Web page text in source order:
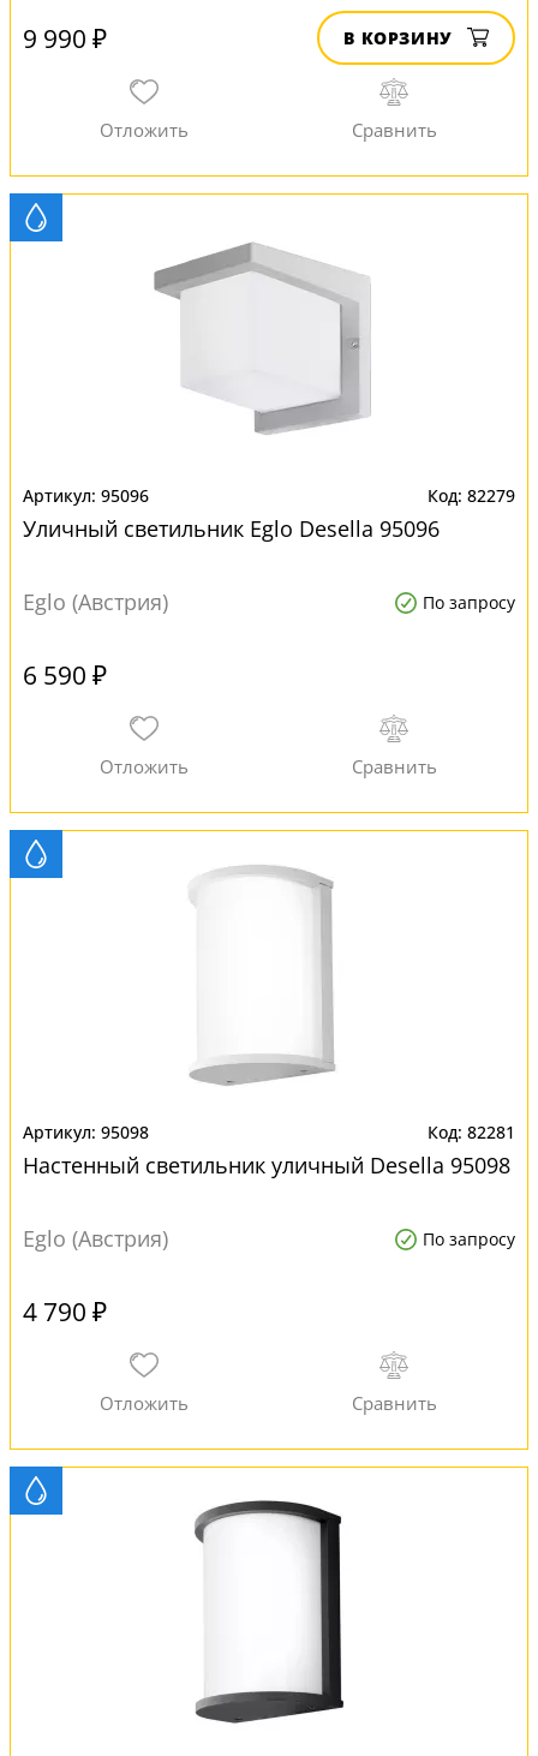
9 990 ₽ В КОРЗИНУ
95096 82279
Уличный светильник Eglo Desella 95096
Eglo (Австрия) По запросу
6 590 ₽
95098 82281
Настенный светильник уличный Desella 95098
Eglo (Австрия) По запросу
4 790 ₽